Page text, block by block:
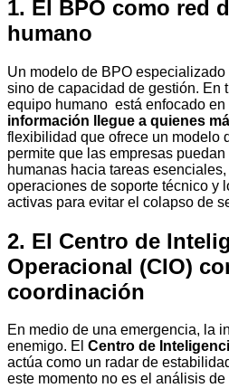
1. El BPO como red
humano
Un modelo de BPO
sino de capacidad de gestión. En
equipo humano está enfocado en
información llegue a quienes
flexibilidad que ofrece un modelo
permite que las empresas
humanas hacia tareas
operaciones de soporte técnico y
activas para evitar el colapso de
2. El Centro de
Operacional (CIO)
coordinación
En medio de una emergencia, la
enemigo. El Centro de
actúa como un radar de
este momento no es el análisis